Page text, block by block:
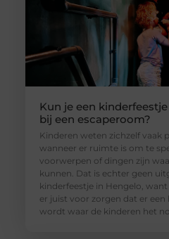
Kun je een
bij een escaperoom?
Kinderen weten zichzelf vaak
wanneer er ruimte is om te
voorwerpen of dingen zijn
kunnen. Dat is echter geen
kinderfeestje in Hengelo, want
er juist voor zorgen dat er
wordt waar de kinderen het